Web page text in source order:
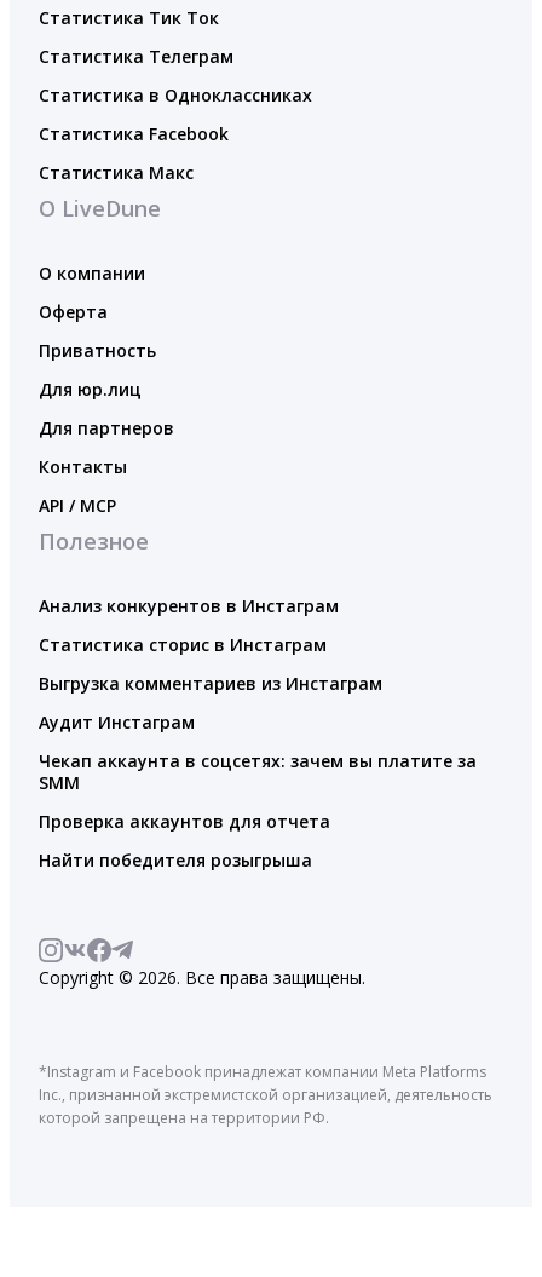
Статистика Тик Ток
Статистика Телеграм
Статистика в Одноклассниках
Статистика Facebook
Статистика Макс
О LiveDune
О компании
Оферта
Приватность
Для юр.лиц
Для партнеров
Контакты
API / MCP
Полезное
Анализ конкурентов в Инстаграм
Статистика сторис в Инстаграм
Выгрузка комментариев из Инстаграм
Аудит Инстаграм
Чекап аккаунта в соцсетях: зачем вы платите за
SMM
Проверка аккаунтов для отчета
Найти победителя розыгрыша
Copyright © 2026. Все права защищены.
*Instagram и Facebook принадлежат компании Meta Platforms
Inc., признанной экстремистской организацией, деятельность
которой запрещена на территории РФ.